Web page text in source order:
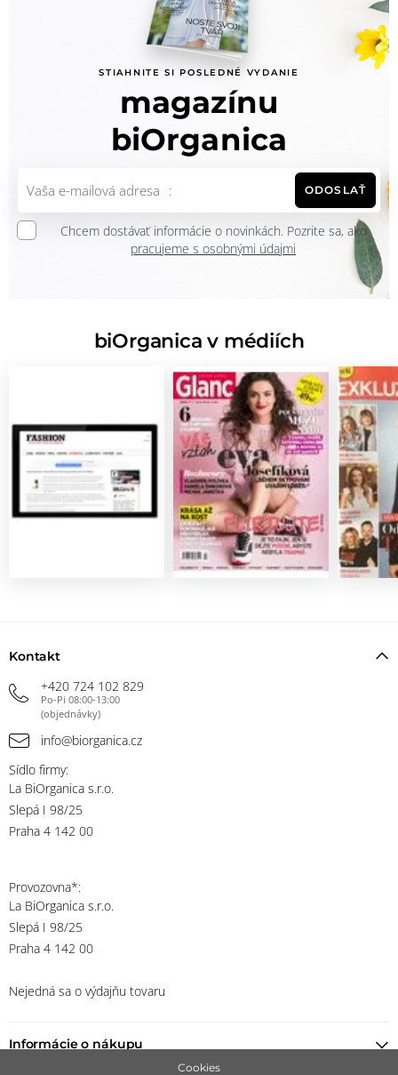
STIAHNITE SI POSLEDNÉ VYDANIE
magazínu
biOrganica
ODOSLAŤ
Chcem dostávať informácie o novinkách. Pozrite sa, ako
pracujeme s osobnými údajmi
biOrganica v médiích
Kontakt
+420 724 102 829
Po-Pi 08:00-13:00
(objednávky)
info@biorganica.cz
Sídlo firmy:
La BiOrganica s.r.o.
Slepá I 98/25
Praha 4 142 00
Provozovna*:
La BiOrganica s.r.o.
Slepá I 98/25
Praha 4 142 00
Nejedná sa o výdajňu tovaru
Informácie o nákupu
Cookies